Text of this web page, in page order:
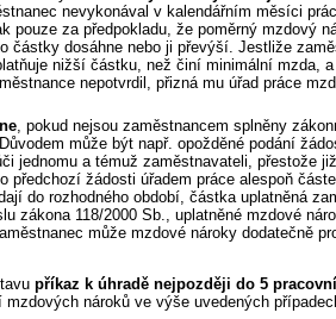
nevykonával v kalendářním měsíci
pouze za předpokladu, že poměrný mzdový
částky dosáhne nebo ji převýší. Jestliže
nižší částku, než činí minimální mzda,
nepotvrdil, přizná mu úřad práce
, pokud nejsou zaměstnancem splněny
může být např. opožděné podání
jednomu a témuž zaměstnavateli, přestože
předchozí žádosti úřadem práce alespoň
do rozhodného období, částka uplatněná
zákona 118/2000 Sb., uplatněné mzdové
může mzdové nároky dodatečně
příkaz k úhradě nejpozději do 5
nároků ve výše uvedených